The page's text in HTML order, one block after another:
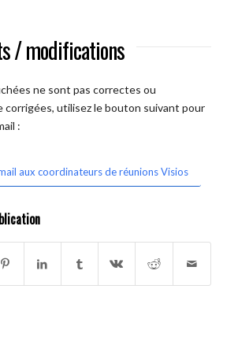
/ modifications
ne sont pas correctes ou
utilisez le bouton suivant pour
:
aux coordinateurs de réunions Visios